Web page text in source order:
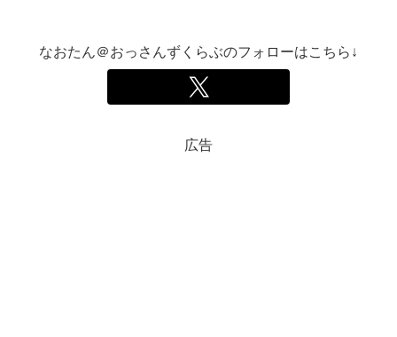
なおたん＠おっさんずくらぶのフォローはこちら↓
広告